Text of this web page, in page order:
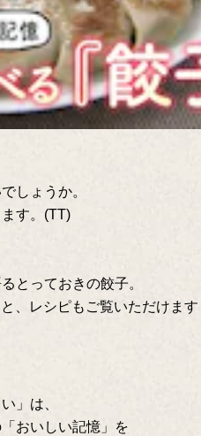
しょうか。
す。(TT)
とっておきの餃子。
、レシピもご覧いただけます
」は、
おいしい記憶」を